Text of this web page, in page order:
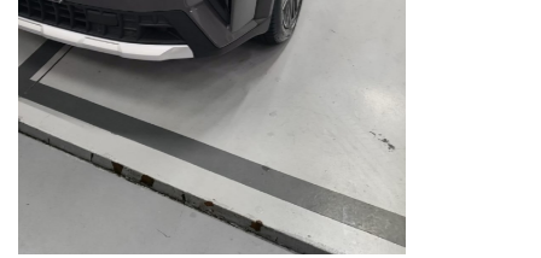
Automático
Quilometragem
20km